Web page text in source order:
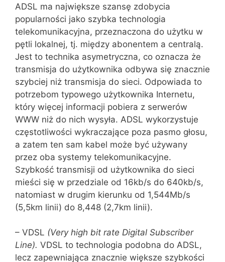
ADSL ma największe szansę zdobycia
popularności jako szybka technologia
telekomunikacyj‌na, przeznaczona do użytku w
pętli lokalnej, tj. między abonentem a centralą.
Jest to technika asymetryczna, co oznacza że
transmisja do użytkownika odbywa się znacznie
szybciej niż transmisja do sieci. Odpowiada to
potrzebom typowego użytkownika Internetu,
który więcej informacji pobiera z serwerów
WWW niż do nich wysyła. ADSL wykorzystuje
częstotliwości wykraczające poza pasmo głosu,
a zatem ten sam kabel może być używany
przez oba systemy tele‌komunikacyjne.
Szybkość transmisji od użytkownika do sieci
mieści się w przedziale od 16kb/s do 640kb/s,
natomiast w drugim kierunku od 1,544Mb/s
(5,5km linii) do 8,448 (2,7km linii).
– VDSL (Very high bit rate Digital Subscriber
Line). VDSL to technologia podobna do ADSL,
lecz zapewniająca znacznie większe szybkości